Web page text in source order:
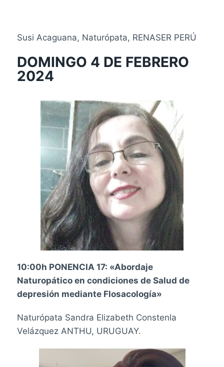
Susi Acaguana, Naturópata, RENASER PERÚ
DOMINGO 4 DE FEBRERO
2024
10:00h PONENCIA 17: «Abordaje
Naturopático en condiciones de Salud de
depresión mediante Flosacología»
Naturópata Sandra Elizabeth Constenla
Velázquez ANTHU, URUGUAY.